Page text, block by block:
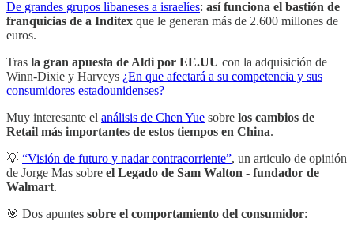
De grandes grupos libaneses a israelíes: así funciona el bastión de
franquicias de a Inditex que le generan más de 2.600 millones de
euros.
Tras la gran apuesta de Aldi por EE.UU con la adquisición de
Winn-Dixie y Harveys ¿En que afectará a su competencia y sus
consumidores estadounidenses?
Muy interesante el análisis de Chen Yue sobre los cambios de
Retail más importantes de estos tiempos en China.
💡 “Visión de futuro y nadar contracorriente”, un articulo de opinión
de Jorge Mas sobre el Legado de Sam Walton - fundador de
Walmart.
🎯 Dos apuntes sobre el comportamiento del consumidor: